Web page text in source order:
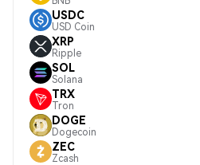
USDC
USD Coin
XRP
Ripple
SOL
Solana
TRX
Tron
DOGE
Dogecoin
ZEC
Zcash